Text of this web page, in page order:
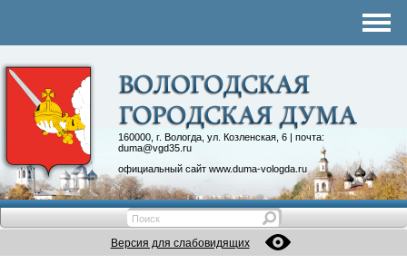
160000, г. Вологда, ул. Козленская, 6 | почта:
duma@vgd35.ru
официальный сайт www.duma-vologda.ru
Контакты
Депутатские объединения
Версия для слабовидящих